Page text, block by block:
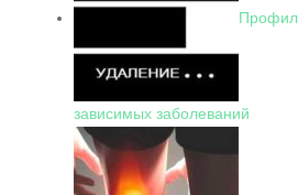
зависимых заболеваний